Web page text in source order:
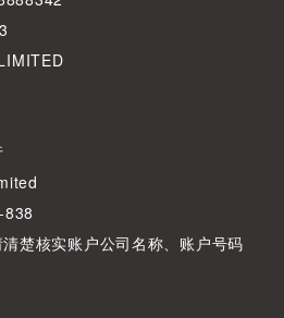
楚核实账户公司名称、账户号码